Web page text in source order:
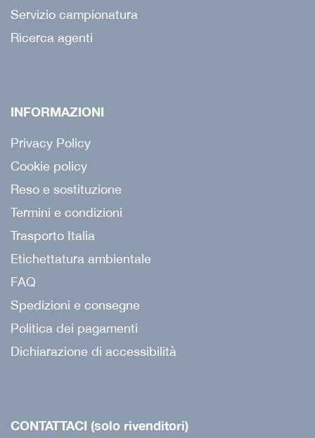
Servizio campionatura
Ricerca agenti
INFORMAZIONI
Privacy Policy
Cookie policy
Reso e sostituzione
Termini e condizioni
Trasporto Italia
Etichettatura ambientale
FAQ
Spedizioni e consegne
Politica dei pagamenti
Dichiarazione di accessibilità
CONTATTACI (solo rivenditori)